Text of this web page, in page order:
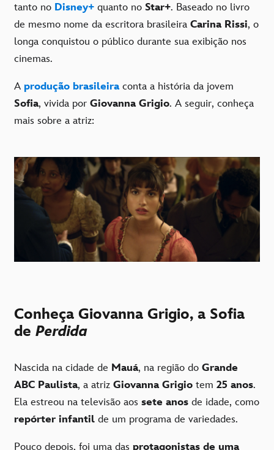
tanto no Disney+ quanto no Star+. Baseado no livro
de mesmo nome da escritora brasileira Carina Rissi, o
longa conquistou o público durante sua exibição nos
cinemas.
A produção brasileiraconta a história da jovem
Sofia, vivida por Giovanna Grigio. A seguir, conheça
mais sobre a atriz:
Conheça Giovanna Grigio, a Sofia
de Perdida
Nascida na cidade de Mauá, na região do Grande
ABC Paulista, a atriz Giovanna Grigio tem 25 anos.
Ela estreou na televisão aos sete anos de idade, como
repórter infantil de um programa de variedades.
Pouco depois, foi uma das protagonistas de uma